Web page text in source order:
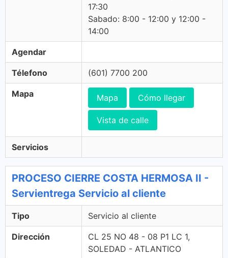
17:30
Sabado: 8:00 - 12:00 y 12:00 -
14:00
Agendar
Télefono (601) 7700 200
Mapa Mapa Cómo llegar
Vista de calle
Servicios
PROCESO CIERRE COSTA HERMOSA II -
Servientrega Servicio al cliente
Tipo Servicio al cliente
Dirección
CL 25 NO 48 - 08 P1 LC 1,
SOLEDAD - ATLANTICO